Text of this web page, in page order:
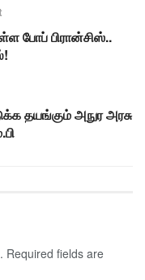
போப் பிரான்சிஸ்..
தயங்கும் அநுர அரசு
Required fields are